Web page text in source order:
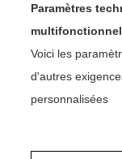
Paramètres
Voici les
d'autres
personnalisées